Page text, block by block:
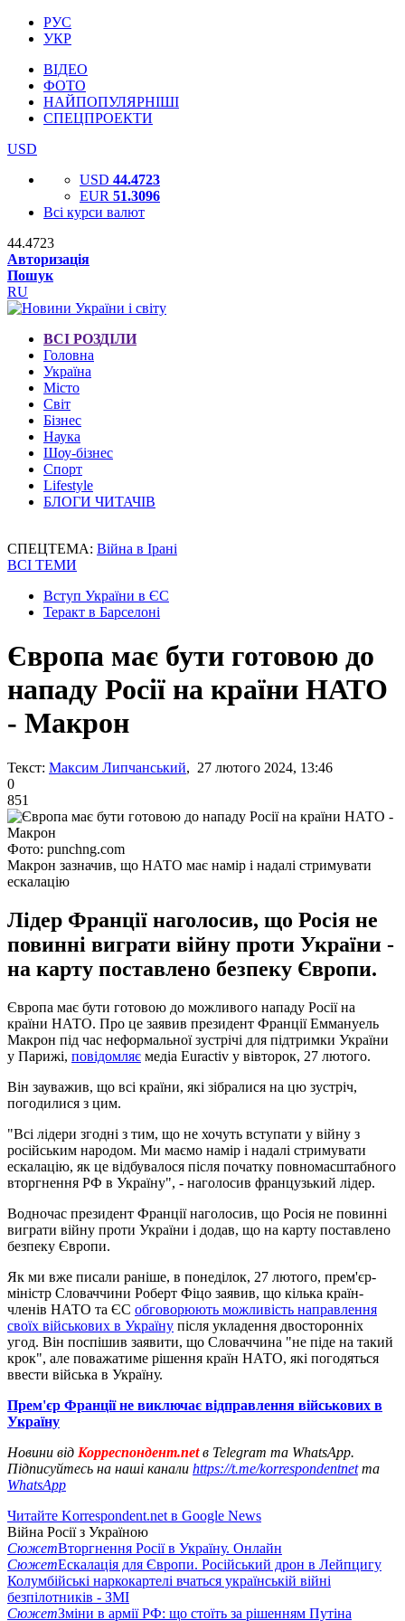
РУС
УКР
ВІДЕО
ФОТО
НАЙПОПУЛЯРНІШІ
СПЕЦПРОЕКТИ
USD
USD 44.4723
EUR 51.3096
Всі курси валют
44.4723
Авторизація
Пошук
RU
ВСІ РОЗДІЛИ
Головна
Україна
Місто
Світ
Бізнес
Наука
Шоу-бізнес
Спорт
Lifestyle
БЛОГИ ЧИТАЧІВ
СПЕЦТЕМА: Війна в Ірані
ВСІ ТЕМИ
Вступ України в ЄС
Теракт в Барселоні
Європа має бути готовою до
нападу Росії на країни НАТО
- Макрон
Текст: Максим Липчанський, 27 лютого 2024, 13:46
0
851
Фото: punchng.com
Макрон зазначив, що НАТО має намір і надалі стримувати
ескалацію
Лідер Франції наголосив, що Росія не
повинні виграти війну проти України -
на карту поставлено безпеку Європи.
Європа має бути готовою до можливого нападу Росії на
країни НАТО. Про це заявив президент Франції Еммануель
Макрон під час неформальної зустрічі для підтримки України
у Парижі, повідомляє медіа Euractiv у вівторок, 27 лютого.
Він зауважив, що всі країни, які зібралися на цю зустріч,
погодилися з цим.
"Всі лідери згодні з тим, що не хочуть вступати у війну з
російським народом. Ми маємо намір і надалі стримувати
ескалацію, як це відбувалося після початку повномасштабного
вторгнення РФ в Україну", - наголосив французький лідер.
Водночас президент Франції наголосив, що Росія не повинні
виграти війну проти України і додав, що на карту поставлено
безпеку Європи.
Як ми вже писали раніше, в понеділок, 27 лютого, прем'єр-
міністр Словаччини Роберт Фіцо заявив, що кілька країн-
членів НАТО та ЄС обговорюють можливість направлення
своїх військових в Україну після укладення двосторонніх
угод. Він поспішив заявити, що Словаччина "не піде на такий
крок", але поважатиме рішення країн НАТО, які погодяться
ввести війська в Україну.
Прем'єр Франції не виключає відправлення військових в
Україну
Новини від Корреспондент.netв Telegram та WhatsApp.
Підписуйтесь на наші канали https://t.me/korrespondentnetта
WhatsApp
Читайте Korrespondent.net в Google News
Війна Росії з Україною
СюжетВторгнення Росії в Україну. Онлайн
СюжетЕскалація для Європи. Російський дрон в Лейпцигу
Колумбійські наркокартелі вчаться українській війні
безпілотників - ЗМІ
СюжетЗміни в армії РФ: що стоїть за рішенням Путіна